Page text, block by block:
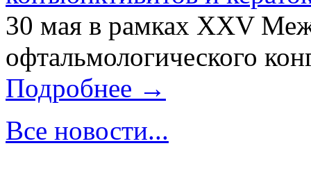
30 мая в рамках XXV
офтальмологического
Подробнее →
Все новости...